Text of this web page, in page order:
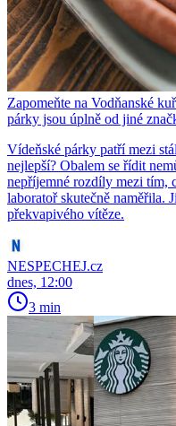
Zapomeňte na Vodňanské
párky jsou úplně od jiné
Vídeňské párky patří mezi
nejlepší? Obalem se řídit
nepříjemné rozdíly mezi tím,
laboratoř skutečně naměřila.
překvapivého vítěze.
NESPECHEJ.cz
dnes, 12:00
3 min